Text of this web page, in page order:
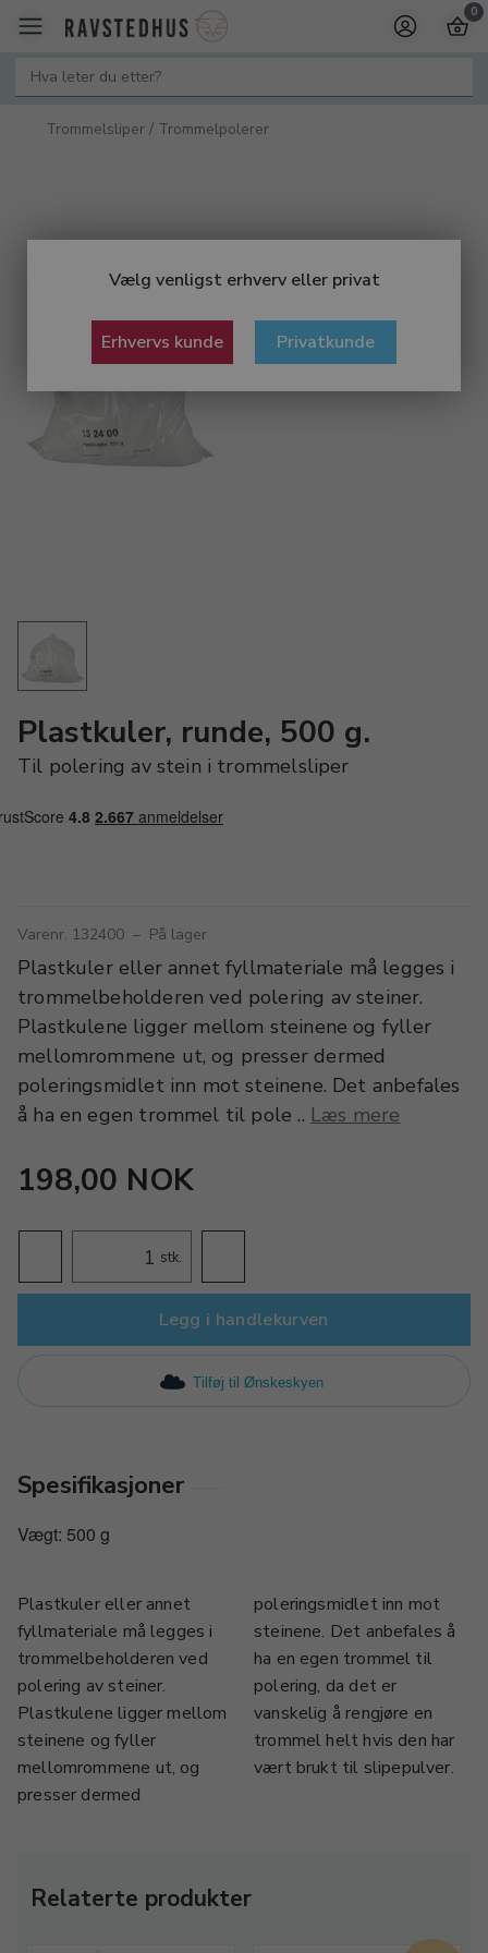
Vælg venligst erhverv eller privat
Erhvervs kunde Privatkunde
0
Trommelsliper / Trommelpolerer
Plastkuler, runde, 500 g.
Til polering av stein i trommelsliper
Varenr. 132400 – På lager
Plastkuler eller annet fyllmateriale må legges i
trommelbeholderen ved polering av steiner.
Plastkulene ligger mellom steinene og fyller
mellomrommene ut, og presser dermed
poleringsmidlet inn mot steinene. Det anbefales
å ha en egen trommel til pole .. Læs mere
198,00 NOK
stk.
Legg i handlekurven
Tilføj til Ønskeskyen
Spesifikasjoner
Vægt: 500 g
Plastkuler eller annet
fyllmateriale må legges i
trommelbeholderen ved
polering av steiner.
Plastkulene ligger mellom
steinene og fyller
mellomrommene ut, og
presser dermed
poleringsmidlet inn mot
steinene. Det anbefales å
ha en egen trommel til
polering, da det er
vanskelig å rengjøre en
trommel helt hvis den har
vært brukt til slipepulver.
Relaterte produkter